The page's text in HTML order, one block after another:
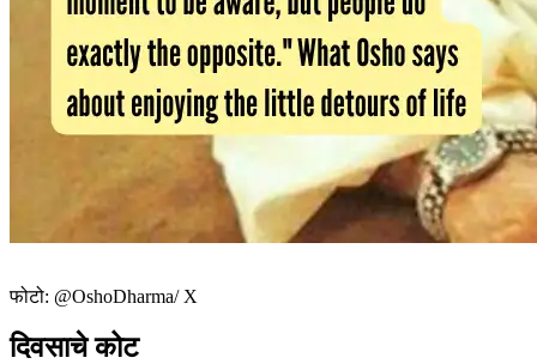
फोटो: @OshoDharma/ X
दिवसाचे कोट